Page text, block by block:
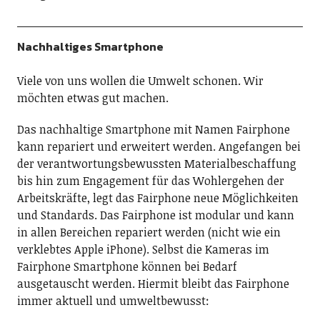
Nachhaltiges Smartphone
Viele von uns wollen die Umwelt schonen. Wir
möchten etwas gut machen.
Das nachhaltige Smartphone mit Namen Fairphone
kann repariert und erweitert werden. Angefangen bei
der verantwortungsbewussten Materialbeschaffung
bis hin zum Engagement für das Wohlergehen der
Arbeitskräfte, legt das Fairphone neue Möglichkeiten
und Standards. Das Fairphone ist modular und kann
in allen Bereichen repariert werden (nicht wie ein
verklebtes Apple iPhone). Selbst die Kameras im
Fairphone Smartphone können bei Bedarf
ausgetauscht werden. Hiermit bleibt das Fairphone
immer aktuell und umweltbewusst: